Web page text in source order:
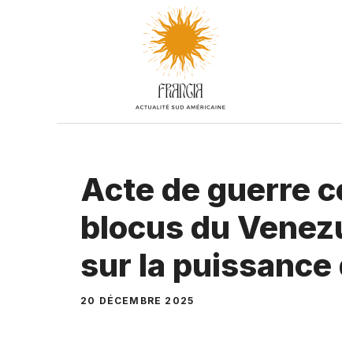
Acte de guerre
blocus du
sur la puissance
20 DÉCEMBRE 2025